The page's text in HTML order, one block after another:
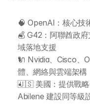
🧠 OpenAI：核心技
💰 G42：阿聯酋政
域落地支援
🔌 Nvidia、Cisco、
體、網絡與雲端架構
🇺🇸 美國：提供戰略
Abilene 建設同等級